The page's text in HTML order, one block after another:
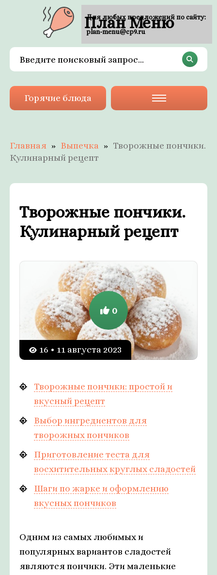
План Меню
Горячие блюда
Главная Выпечка
Творожные пончики.
Кулинарный рецепт
Творожные пончики.
Кулинарный рецепт
16 • 11 августа 2023
0
Творожные пончики: простой и
вкусный рецепт
Выбор ингредиентов для
творожных пончиков
Приготовление теста для
восхитительных круглых сладостей
Шаги по жарке и оформлению
вкусных пончиков
Одним из самых любимых и
популярных вариантов сладостей
являются пончики. Эти маленькие
Для любых предложений по сайту:
plan-menu@cp9.ru